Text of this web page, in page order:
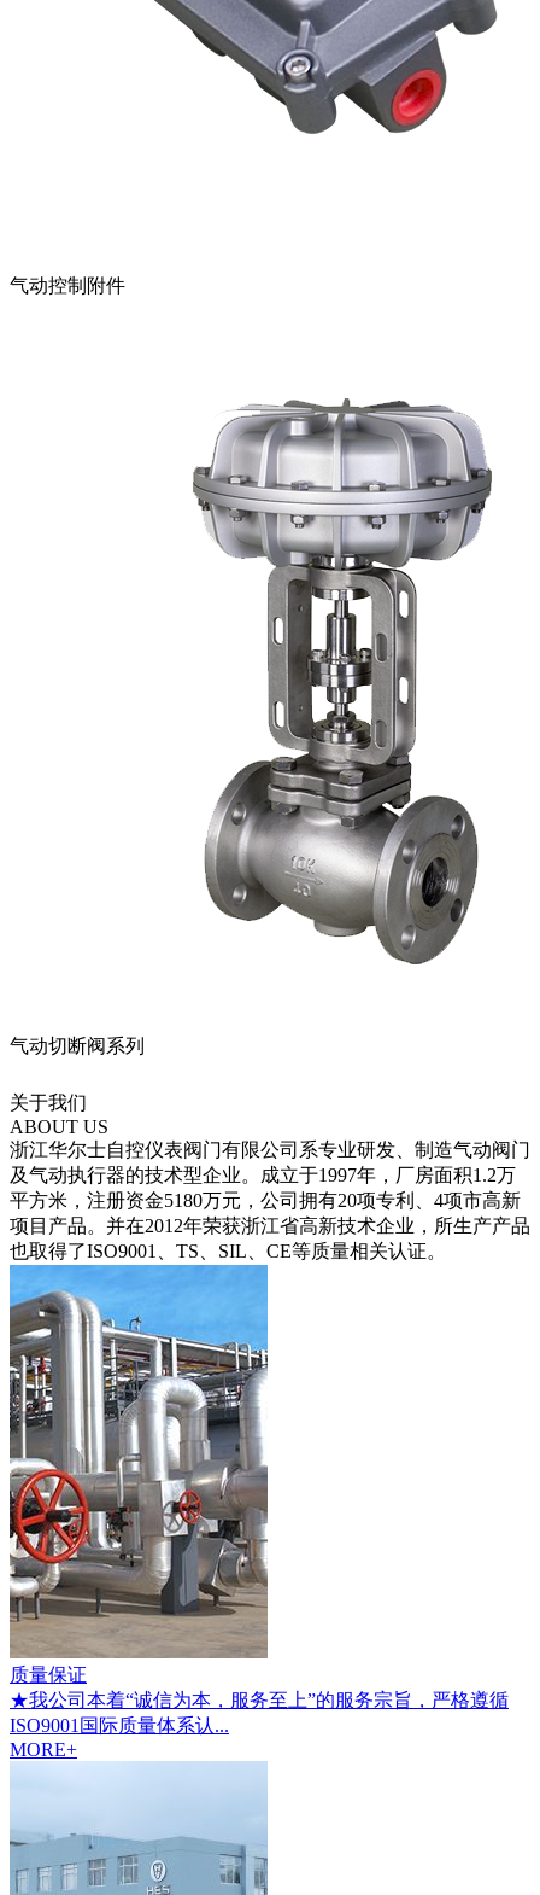
气动控制附件
气动切断阀系列
关于我们
ABOUT US
浙江华尔士自控仪表阀门有限公司系专业研发、制造气动阀门
及气动执行器的技术型企业。成立于1997年，厂房面积1.2万
平方米，注册资金5180万元，公司拥有20项专利、4项市高新
项目产品。并在2012年荣获浙江省高新技术企业，所生产产品
也取得了ISO9001、TS、SIL、CE等质量相关认证。
质量保证
★我公司本着“诚信为本，服务至上”的服务宗旨，严格遵循
ISO9001国际质量体系认...
MORE+